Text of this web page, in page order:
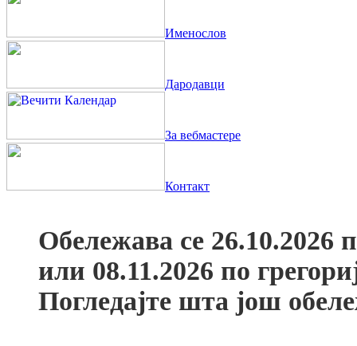
Именослов
Дародавци
За вебмастере
Контакт
Обележава се 26.10.2026
или 08.11.2026 по
Погледајте шта још